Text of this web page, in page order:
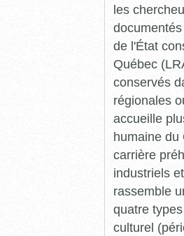
les
de l'État
Québec
conservés
régionales
accueille
humaine du
carrière
industriels
rassemble
quatre
culturel